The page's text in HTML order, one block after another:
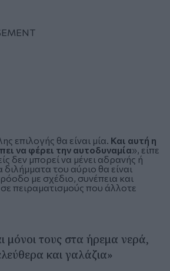
επιλογής θα είναι μία. Και αυτή η
να φέρει την αυτοδυναμία», είπε
δεν μπορεί να μένει αδρανής ή
του αύριο θα είναι
με σχέδιο, συνέπεια και
πειραματισμούς που άλλοτε
μόνοι τους στα ήρεμα νερά,
και γαλάζια»